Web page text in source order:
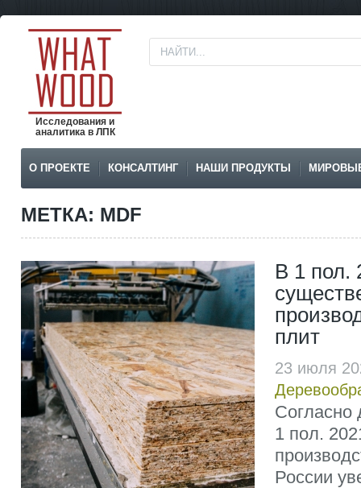
Исследования и
аналитика в ЛПК
О ПРОЕКТЕ КОНСАЛТИНГ НАШИ ПРОДУКТЫ
МЕТКА: MDF
В 1 пол.
плит
23 июля
Согласно
1 пол.
России